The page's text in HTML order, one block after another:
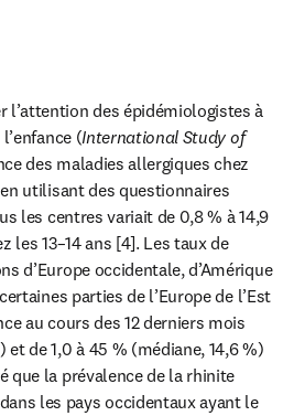
l’attention des épidémiologistes à
(International Study of
des maladies allergiques chez
en utilisant des questionnaires
les centres variait de 0,8 % à 14,9
les 13–14 ans [4]. Les taux de
d’Europe occidentale, d’Amérique
parties de l’Europe de l’Est
au cours des 12 derniers mois
de 1,0 à 45 % (médiane, 14,6 %)
que la prévalence de la rhinite
les pays occidentaux ayant le